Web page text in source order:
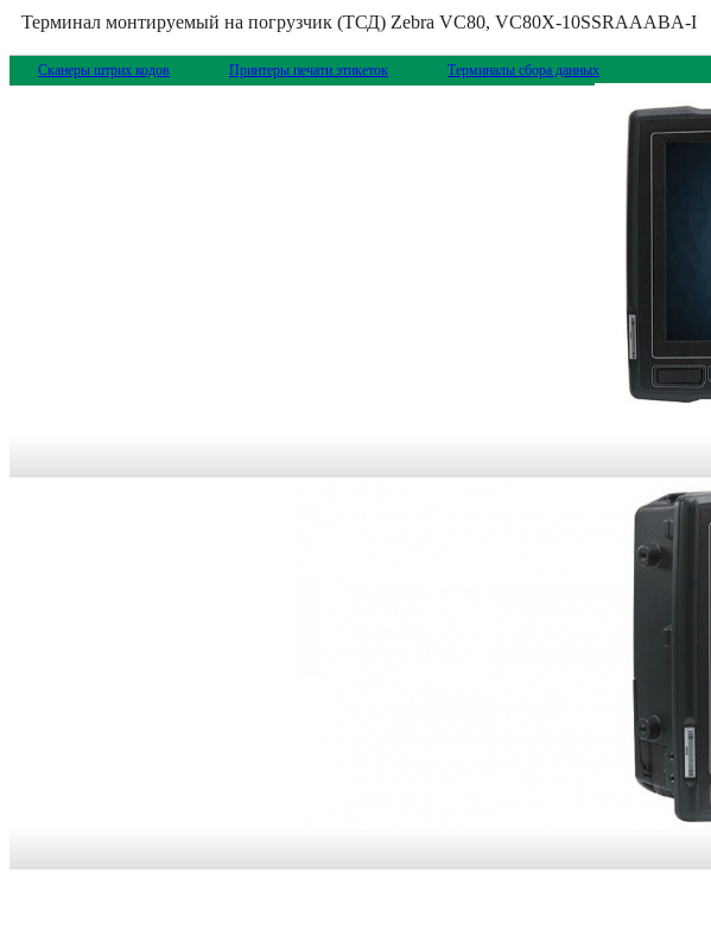
Терминал монтируемый на погрузчик (ТСД) Zebra VC80, VC80X-10SSRAAABA-I
Сканеры штрих кодов Принтеры печати этикеток Терминалы сбора данных